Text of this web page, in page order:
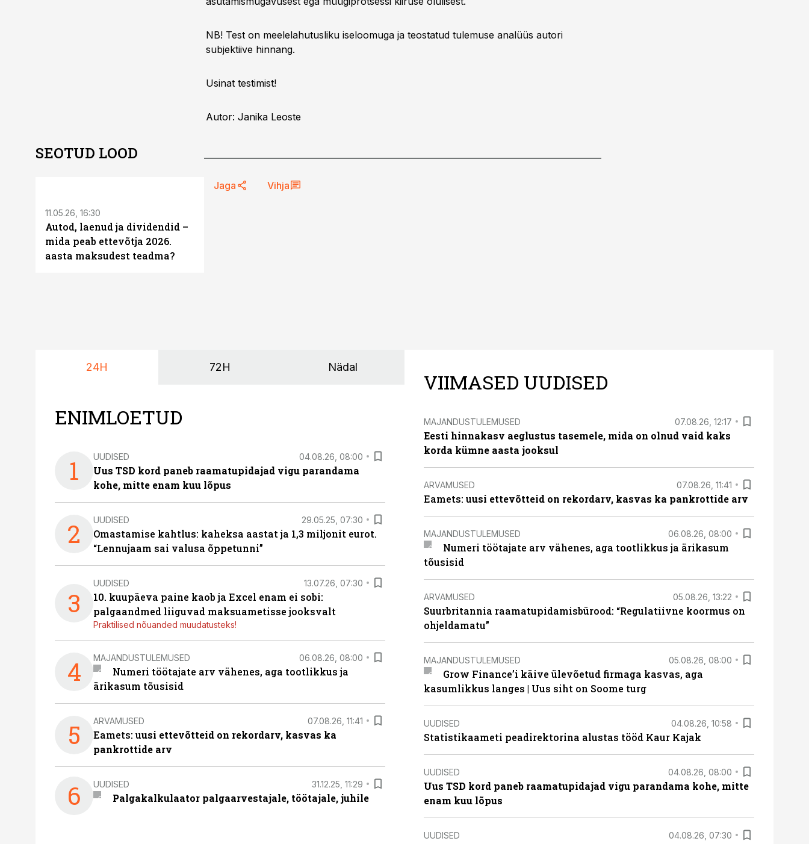
NB! Test on meelelahutusliku iseloomuga ja teostatud tulemuse analüüs autori
subjektiive hinnang.
Usinat testimist!
Autor: Janika Leoste
Jaga Vihja
SEOTUD LOOD
11.05.26, 16:30
Autod, laenud ja dividendid –
mida peab ettevõtja 2026.
aasta maksudest teadma?
24H 72H Nädal
ENIMLOETUD
1 UUDISED 04.08.26, 08:00
Uus TSD kord paneb raamatupidajad vigu parandama
kohe, mitte enam kuu lõpus
2 UUDISED 29.05.25, 07:30
Omastamise kahtlus: kaheksa aastat ja 1,3 miljonit eurot.
“Lennujaam sai valusa õppetunni”
3
UUDISED 13.07.26, 07:30
10. kuupäeva paine kaob ja Excel enam ei sobi:
palgaandmed liiguvad maksuametisse jooksvalt
Praktilised nõuanded muudatusteks!
4 MAJANDUSTULEMUSED 06.08.26, 08:00
Numeri töötajate arv vähenes, aga tootlikkus ja
ärikasum tõusisid
5 ARVAMUSED 07.08.26, 11:41
Eamets: uusi ettevõtteid on rekordarv, kasvas ka
pankrottide arv
6 UUDISED 31.12.25, 11:29
Palgakalkulaator palgaarvestajale, töötajale, juhile
VIIMASED UUDISED
MAJANDUSTULEMUSED 07.08.26, 12:17
Eesti hinnakasv aeglustus tasemele, mida on olnud vaid kaks
korda kümne aasta jooksul
ARVAMUSED 07.08.26, 11:41
Eamets: uusi ettevõtteid on rekordarv, kasvas ka pankrottide arv
MAJANDUSTULEMUSED 06.08.26, 08:00
Numeri töötajate arv vähenes, aga tootlikkus ja ärikasum
tõusisid
ARVAMUSED 05.08.26, 13:22
Suurbritannia raamatupidamisbürood: “Regulatiivne koormus on
ohjeldamatu”
MAJANDUSTULEMUSED 05.08.26, 08:00
Grow Finance’i käive ülevõetud firmaga kasvas, aga
kasumlikkus langes | Uus siht on Soome turg
UUDISED 04.08.26, 10:58
Statistikaameti peadirektorina alustas tööd Kaur Kajak
UUDISED 04.08.26, 08:00
Uus TSD kord paneb raamatupidajad vigu parandama kohe, mitte
enam kuu lõpus
UUDISED 04.08.26, 07:30